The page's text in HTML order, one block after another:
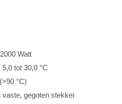
Watt
tot 30,0 °C
°C)
gegoten stekker